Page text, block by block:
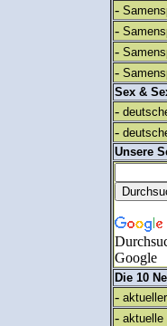
-
-
-
-
Sex &
-
-
Unsere
Google
Die 10
-
- aktuelle